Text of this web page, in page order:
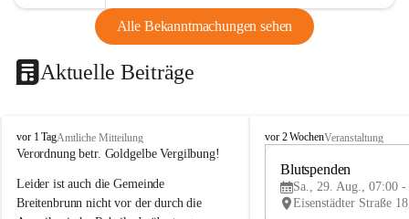
Alle Bekanntmachungen sehen
Aktuelle Beiträge
B
r
i
t
vor 1 TagAmtliche Mitteilung
Verordnung betr. Goldgelbe Vergilbung!
Leider ist auch die Gemeinde
Breitenbrunn nicht vor der durch die
B
vor 2 WochenVeranstaltung
Blutspenden
Sa., 29. Aug., 07:00 -